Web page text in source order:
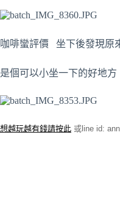
咖啡蠻評價 坐下後發現原
是個可以小坐一下的好地
想越玩越有錢請按此 或line id: